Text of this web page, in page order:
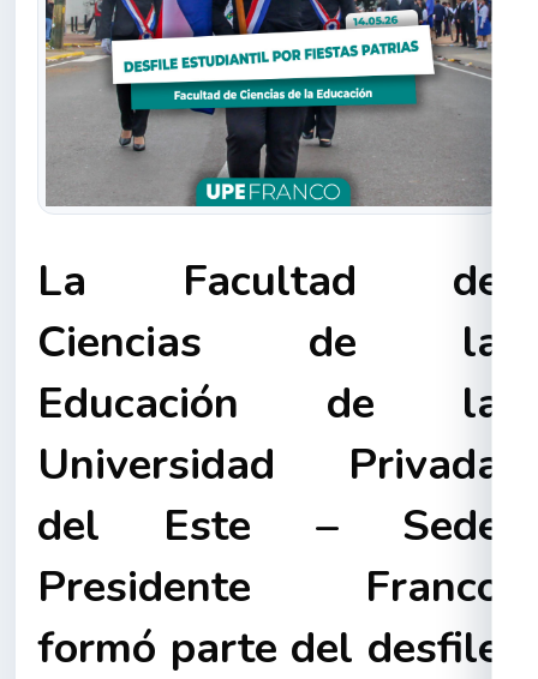
La Facultad de
Ciencias de la
Educación de la
Universidad Privada
del Este – Sede
Presidente Franco
formó parte del desfile